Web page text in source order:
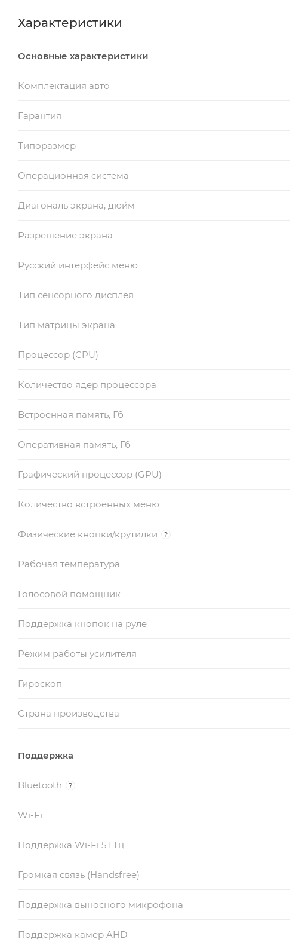
Характеристики
Основные характеристики
Комплектация авто
Гарантия
Типоразмер
Операционная система
Диагональ экрана, дюйм
Разрешение экрана
Русский интерфейс меню
Тип сенсорного дисплея
Тип матрицы экрана
Процессор (CPU)
Количество ядер процессора
Встроенная память, Гб
Оперативная память, Гб
Графический процессор (GPU)
Количество встроенных меню
Физические кнопки/крутилки ?
Рабочая температура
Голосовой помощник
Поддержка кнопок на руле
Режим работы усилителя
Гироскоп
Страна производства
Поддержка
Bluetooth ?
Wi-Fi
Поддержка Wi-Fi 5 ГГц
Громкая связь (Handsfree)
Поддержка выносного микрофона
Поддержка камер AHD